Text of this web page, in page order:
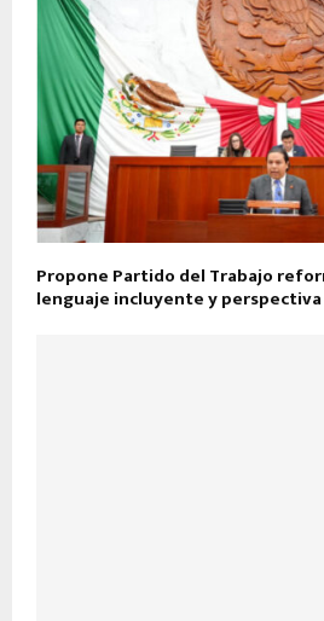
Propone Partido del Trabajo
lenguaje incluyente y